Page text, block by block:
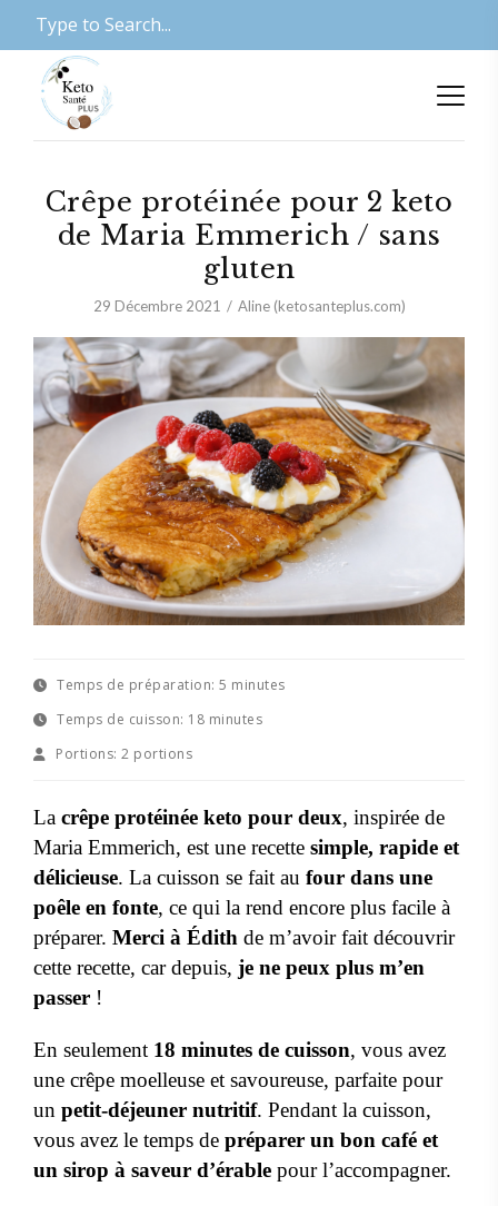
Crêpe protéinée pour 2 keto
de Maria Emmerich / sans
gluten
29 Décembre 2021 Aline (ketosanteplus.com)
Temps de préparation: 5 minutes
Temps de cuisson: 18 minutes
Portions: 2 portions
La crêpe protéinée keto pour deux, inspirée de
Maria Emmerich, est une recette simple, rapide et
délicieuse. La cuisson se fait au four dans une
poêle en fonte, ce qui la rend encore plus facile à
préparer. Merci à Édith de m’avoir fait découvrir
cette recette, car depuis, je ne peux plus m’en
passer !
En seulement 18 minutes de cuisson, vous avez
une crêpe moelleuse et savoureuse, parfaite pour
un petit-déjeuner nutritif. Pendant la cuisson,
vous avez le temps de préparer un bon café et
un sirop à saveur d’érable pour l’accompagner.